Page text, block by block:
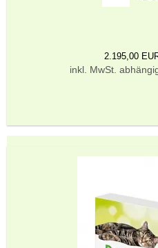
2.195,00
inkl. MwSt.